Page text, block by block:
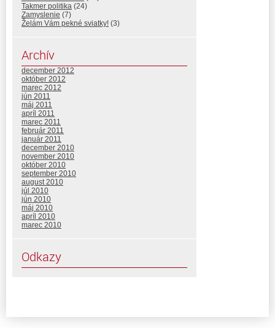
Takmer politika (24)
Zamyslenie (7)
Želám Vám pekné sviatky! (3)
Archív
december 2012
október 2012
marec 2012
jún 2011
máj 2011
apríl 2011
marec 2011
február 2011
január 2011
december 2010
november 2010
október 2010
september 2010
august 2010
júl 2010
jún 2010
máj 2010
apríl 2010
marec 2010
Odkazy